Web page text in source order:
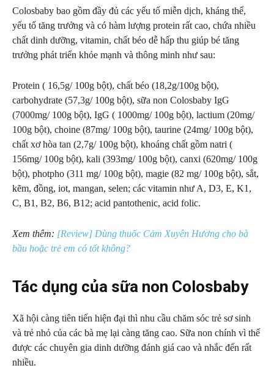
Colosbaby bao gồm đầy đủ các yếu tố miễn dịch, kháng thể,
yếu tố tăng trưởng và có hàm lượng protein rất cao, chứa nhiều
chất dinh dưỡng, vitamin, chất béo dễ hấp thu giúp bé tăng
trưởng phát triển khỏe mạnh và thông minh như sau:
Protein ( 16,5g/ 100g bột), chất béo (18,2g/100g bột),
carbohydrate (57,3g/ 100g bột), sữa non Colosbaby IgG
(7000mg/ 100g bột), IgG ( 1000mg/ 100g bột), lactium (20mg/
100g bột), choine (87mg/ 100g bột), taurine (24mg/ 100g bột),
chất xơ hòa tan (2,7g/ 100g bột), khoáng chất gồm natri (
156mg/ 100g bột), kali (393mg/ 100g bột), canxi (620mg/ 100g
bột), photpho (311 mg/ 100g bột), magie (82 mg/ 100g bột), sắt,
kẽm, đồng, iot, mangan, selen; các vitamin như A, D3, E, K1,
C, B1, B2, B6, B12; acid pantothenic, acid folic.
Xem thêm: [Review] Dùng thuốc Cảm Xuyên Hương cho bà
bầu hoặc trẻ em có tốt không?
Tác dụng của sữa non Colosbaby
Xã hội càng tiên tiến hiện đại thì nhu cầu chăm sóc trẻ sơ sinh
và trẻ nhỏ của các bà mẹ lại càng tăng cao. Sữa non chính vì thế
được các chuyên gia dinh dưỡng đánh giá cao và nhắc đến rất
nhiều.